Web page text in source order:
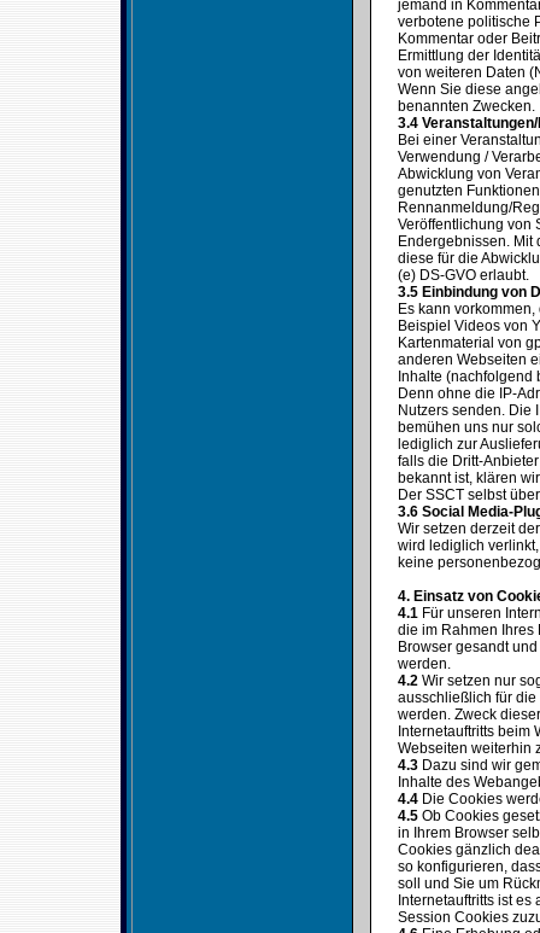
jemand in
verbotene politische
Kommentar oder
Ermittlung der
von weiteren Daten
Wenn Sie diese
benannten Zwecken.
3.4
Bei einer
Verwendung /
Abwicklung von
genutzten
Rennanmeldung/
Veröffentlichung von
Endergebnissen.
diese für die
(e) DS-GVO erlaubt.
3.5 Einbindung von
Es kann
Beispiel Videos von
Kartenmaterial von
anderen Webseiten
Inhalte (nachfolgend
Denn ohne die IP-
Nutzers senden. Die
bemühen uns nur
lediglich zur
falls die Dritt-
bekannt ist, klären
Der SSCT selbst
3.6 Social Media-
Wir setzen derzeit
wird lediglich
keine
4. Einsatz von
4.1 Für unseren
die im Rahmen Ihres
Browser gesandt
werden.
4.2 Wir setzen nur
ausschließlich für
werden. Zweck
Internetauftritts
Webseiten weiterhin
4.3 Dazu sind wir
Inhalte des
4.4 Die Cookies
4.5 Ob Cookies
in Ihrem Browser
Cookies gänzlich
so konfigurieren,
soll und Sie um
Internetauftritts ist
Session Cookies